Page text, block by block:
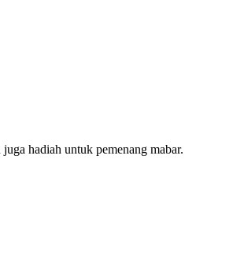
hadiah untuk pemenang mabar.